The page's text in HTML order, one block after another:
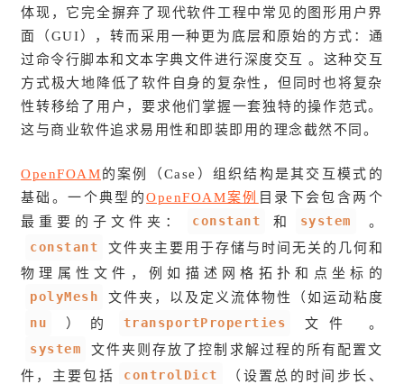
体现，它完全摒弃了现代软件工程中常见的图形用户界
面（GUI），转而采用一种更为底层和原始的方式：通
过命令行脚本和文本字典文件进行深度交互 。这种交互
方式极大地降低了软件自身的复杂性，但同时也将复杂
性转移给了用户，要求他们掌握一套独特的操作范式。
这与商业软件追求易用性和即装即用的理念截然不同。
OpenFOAM的案例（Case）组织结构是其交互模式的
基础。一个典型的OpenFOAM案例 目录下会包含两个
最重要的子文件夹：
constant 和 system
。
constant
文件夹主要用于存储与时间无关的几何和
物理属性文件，例如描述网格拓扑和点坐标的
polyMesh
文件夹，以及定义流体物性（如运动粘度
nu
）的 transportProperties
文件 。
system
文件夹则存放了控制求解过程的所有配置文
件，主要包括
controlDict
（设置总的时间步长、